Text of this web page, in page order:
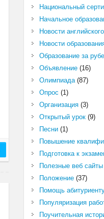
Национальный
Начальное
Новости
Новости
Образование за
Объявление(16)
Олимпиада(87)
Опрос (1)
Организация(3)
Открытый урок(9)
Песни(1)
Повышение
Подготовка к
Полезные веб сайты
Положение(37)
Помощь
Популяризация
Поучительная